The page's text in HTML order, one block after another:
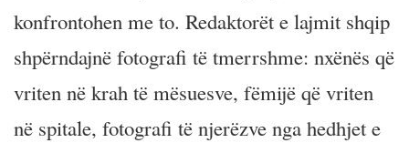
konfrontohen me to. Redaktorët e lajmit shqip
shpërndajnë fotografi të tmerrshme: nxënës që
vriten në krah të mësuesve, fëmijë që vriten
në spitale, fotografi të njerëzve nga hedhjet e